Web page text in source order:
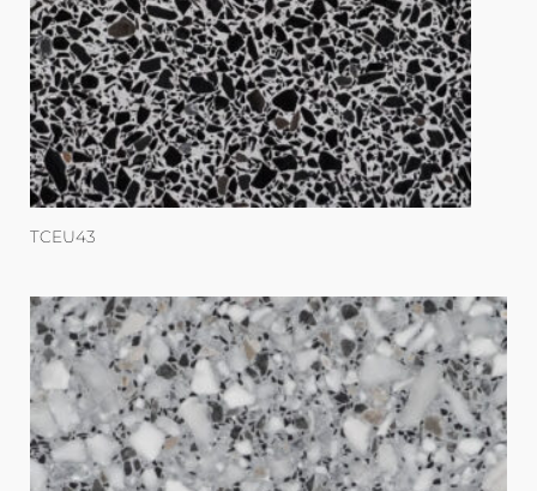
TCEU43